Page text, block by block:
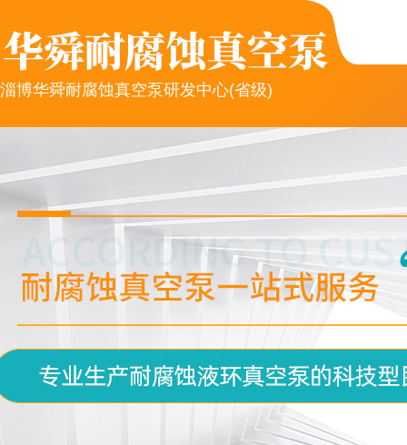
淄博华舜耐腐蚀真空泵研发中心(省级)